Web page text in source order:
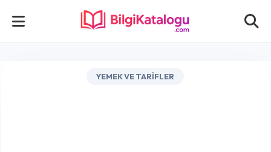
YEMEK VE TARIFLER